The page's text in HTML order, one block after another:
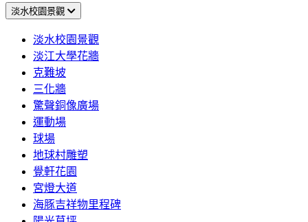
淡水校園景觀
淡水校園景觀
淡江大學花牆
克難坡
三化牆
驚聲銅像廣場
運動場
球場
地球村雕塑
覺軒花園
宮燈大道
海豚吉祥物里程碑